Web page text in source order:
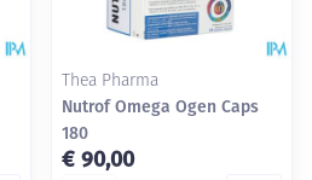
Thea Pharma
Nutrof Omega Ogen Caps
180
€ 90,00